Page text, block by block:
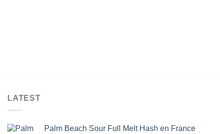
LATEST
Palm Beach Sour Full Melt Hash en France